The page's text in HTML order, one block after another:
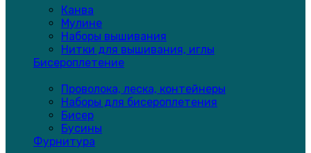
Канва
Мулине
Наборы вышивания
Нитки для вышивания, иглы
Бисероплетение
Проволока, леска, контейнеры
Наборы для бисероплетения
Бисер
Бусины
Фурнитура